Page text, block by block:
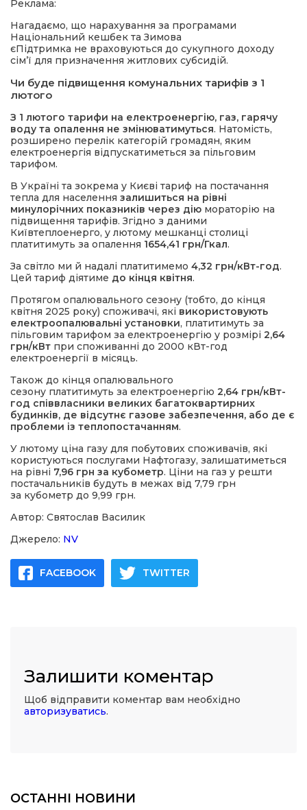
Реклама:
Нагадаємо, що нарахування за програмами
Національний кешбек та Зимова
єПідтримка не враховуються до сукупного доходу
сім’ї для призначення житлових субсидій.
Чи буде підвищення комунальних тарифів з 1
лютого
З 1 лютого тарифи на електроенергію, газ, гарячу
воду та опалення не змінюватимуться. Натомість,
розширено перелік категорій громадян, яким
електроенергія відпускатиметься за пільговим
тарифом.
В Україні та зокрема у Києві тариф на постачання
тепла для населення залишиться на рівні
минулорічних показників через дію мораторію на
підвищення тарифів. Згідно з даними
Київтеплоенерго, у лютому мешканці столиці
платитимуть за опалення 1654,41 грн/Гкал.
За світло ми й надалі платитимемо 4,32 грн/кВт-год.
Цей тариф діятиме до кінця квітня.
Протягом опалювального сезону (тобто, до кінця
квітня 2025 року) споживачі, які використовують
електроопалювальні установки, платитимуть за
пільговим тарифом за електроенергію у розмірі 2,64
грн/кВт при споживанні до 2000 кВт-год
електроенергії в місяць.
Також до кінця опалювального
сезону платитимуть за електроенергію 2,64 грн/кВт-
год співвласники великих багатоквартирних
будинків, де відсутнє газове забезпечення, або де є
проблеми із теплопостачанням.
У лютому ціна газу для побутових споживачів, які
користуються послугами Нафтогазу, залишатиметься
на рівні 7,96 грн за кубометр. Ціни на газ у решти
постачальників будуть в межах від 7,79 грн
за кубометр до 9,99 грн.
Автор: Святослав Василик
Джерело: NV
FACEBOOK TWITTER
Залишити коментар
Щоб відправити коментар вам необхідно
авторизуватись.
ОСТАННІ НОВИНИ